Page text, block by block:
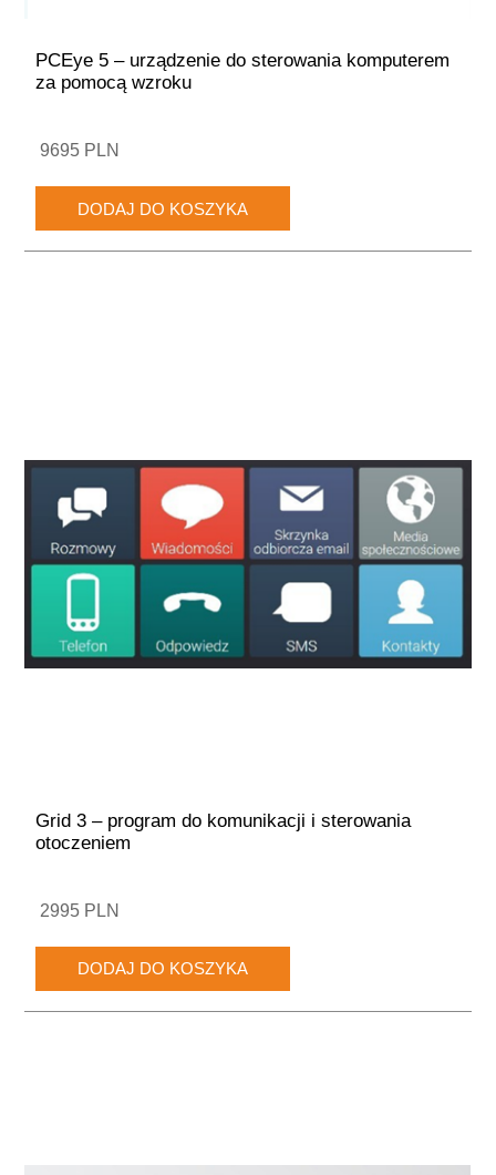
PCEye 5 – urządzenie do sterowania komputerem
za pomocą wzroku
9695 PLN
Grid 3 – program do komunikacji i sterowania
otoczeniem
2995 PLN